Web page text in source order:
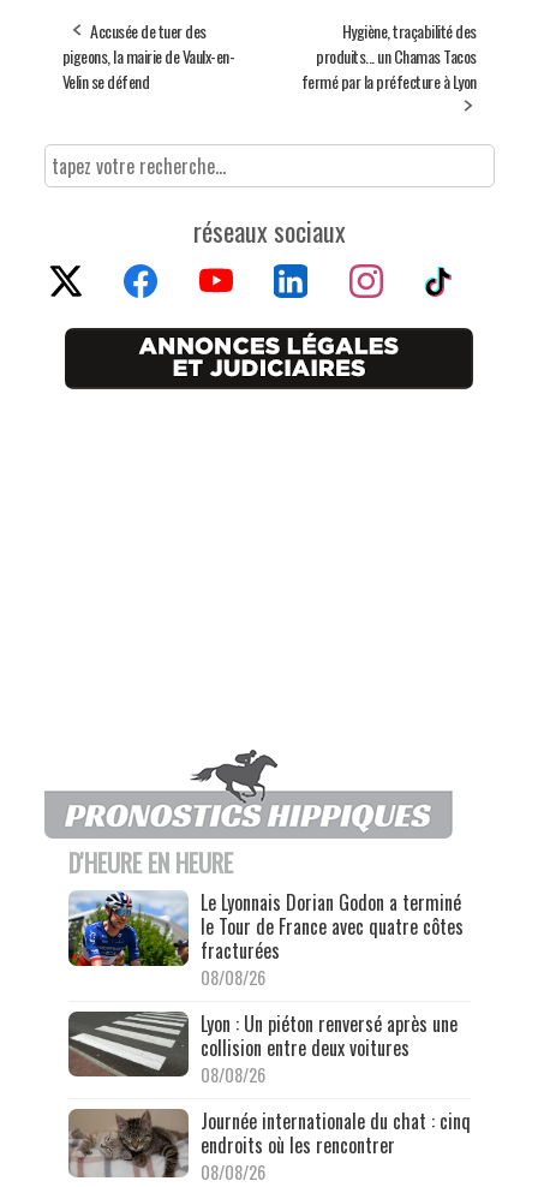
Accusée de tuer des
pigeons, la mairie de Vaulx-en-
Velin se défend
Hygiène, traçabilité des
produits... un Chamas Tacos
fermé par la préfecture à Lyon
réseaux sociaux
D'HEURE EN HEURE
Le Lyonnais Dorian Godon a terminé
le Tour de France avec quatre côtes
fracturées
08/08/26
Lyon : Un piéton renversé après une
collision entre deux voitures
08/08/26
Journée internationale du chat : cinq
endroits où les rencontrer
08/08/26